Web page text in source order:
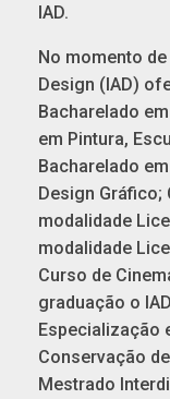
IAD.
No momento
Design (IAD)
Bacharelado
em Pintura,
Bacharelado
Design Gráfico;
modalidade
modalidade
Curso de
graduação o
Especialização
Conservação
Mestrado